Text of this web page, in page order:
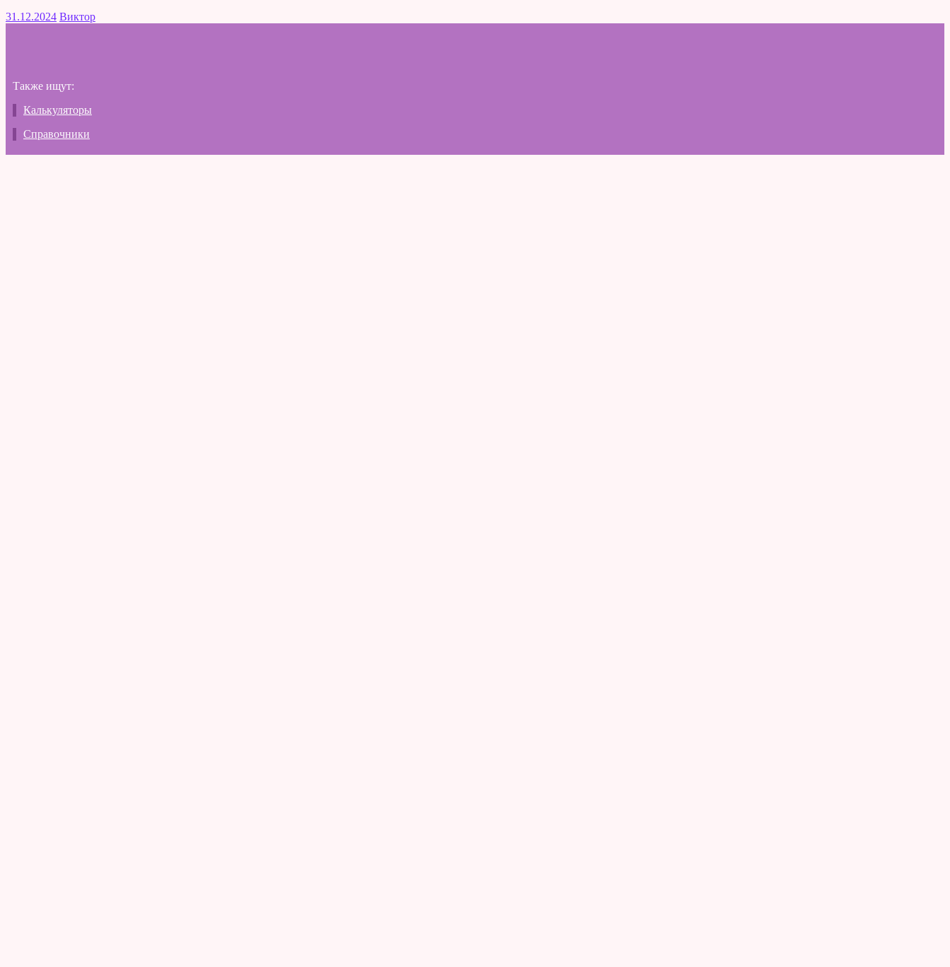
31.12.2024 Виктор
Также ищут:
Калькуляторы
Справочники